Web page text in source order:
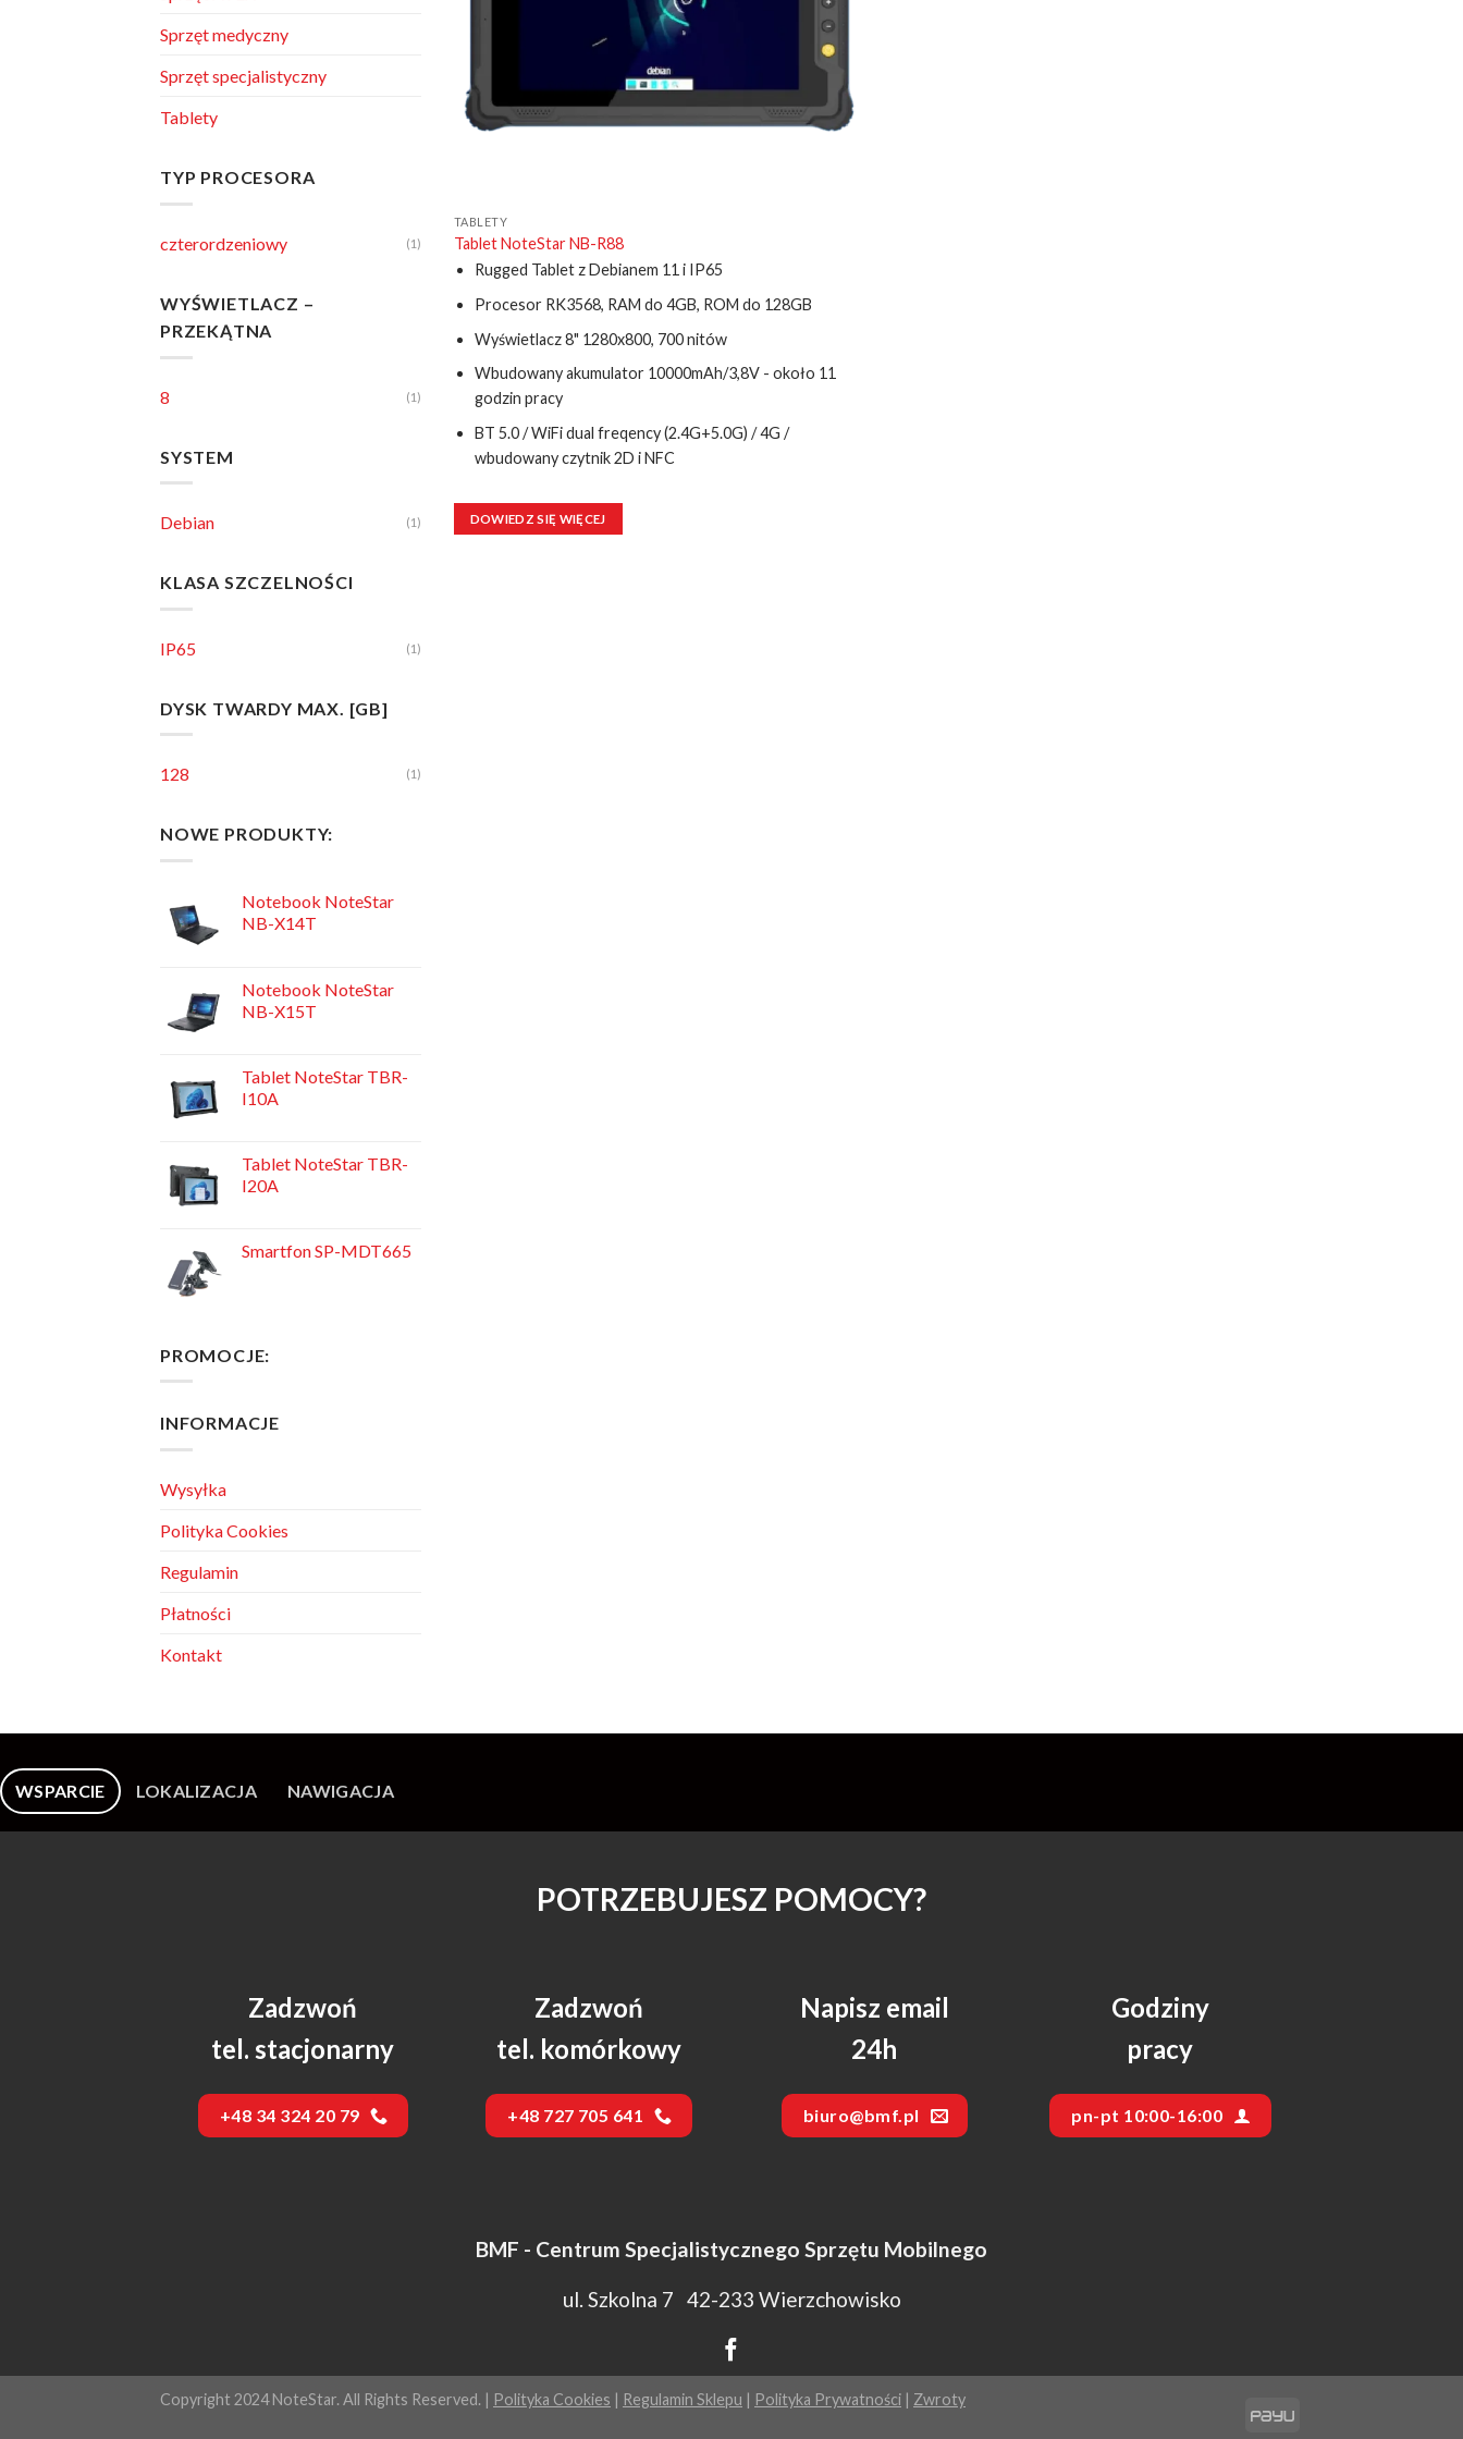
Sprzęt medyczny
Sprzęt specjalistyczny
Tablety
TYP PROCESORA
czterordzeniowy (1)
WYŚWIETLACZ –
PRZEKĄTNA
8 (1)
SYSTEM
Debian (1)
KLASA SZCZELNOŚCI
IP65 (1)
DYSK TWARDY MAX. [GB]
128 (1)
NOWE PRODUKTY:
Notebook NoteStar
NB-X14T
Notebook NoteStar
NB-X15T
Tablet NoteStar TBR-
I10A
Tablet NoteStar TBR-
I20A
Smartfon SP-MDT665
PROMOCJE:
INFORMACJE
Wysyłka
Polityka Cookies
Regulamin
Płatności
Kontakt
TABLETY
Tablet NoteStar NB-R88
Rugged Tablet z Debianem 11 i IP65
Procesor RK3568, RAM do 4GB, ROM do 128GB
Wyświetlacz 8" 1280x800, 700 nitów
Wbudowany akumulator 10000mAh/3,8V - około 11
godzin pracy
BT 5.0 / WiFi dual freqency (2.4G+5.0G) / 4G /
wbudowany czytnik 2D i NFC
DOWIEDZ SIĘ WIĘCEJ
WSPARCIE LOKALIZACJA NAWIGACJA
POTRZEBUJESZ POMOCY?
Zadzwoń
tel. stacjonarny
+48 34 324 20 79
Zadzwoń
tel. komórkowy
+48 727 705 641
Napisz email
24h
biuro@bmf.pl
Godziny
pracy
pn-pt 10:00-16:00
BMF - Centrum Specjalistycznego Sprzętu Mobilnego
ul. Szkolna 7 42-233 Wierzchowisko
Copyright 2024 NoteStar. All Rights Reserved. | Polityka Cookies | Regulamin Sklepu | Polityka Prywatności | Zwroty